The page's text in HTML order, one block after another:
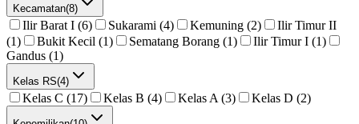
Kecamatan(8)
Ilir Barat I (6) Sukarami (4) Kemuning (2)
Ilir Timur II
(1)
Bukit Kecil (1) Sematang Borang (1)
Ilir Timur I (1)
Gandus (1)
Kelas RS(4)
Kelas C (17) Kelas B (4) Kelas A (3) Kelas D (2)